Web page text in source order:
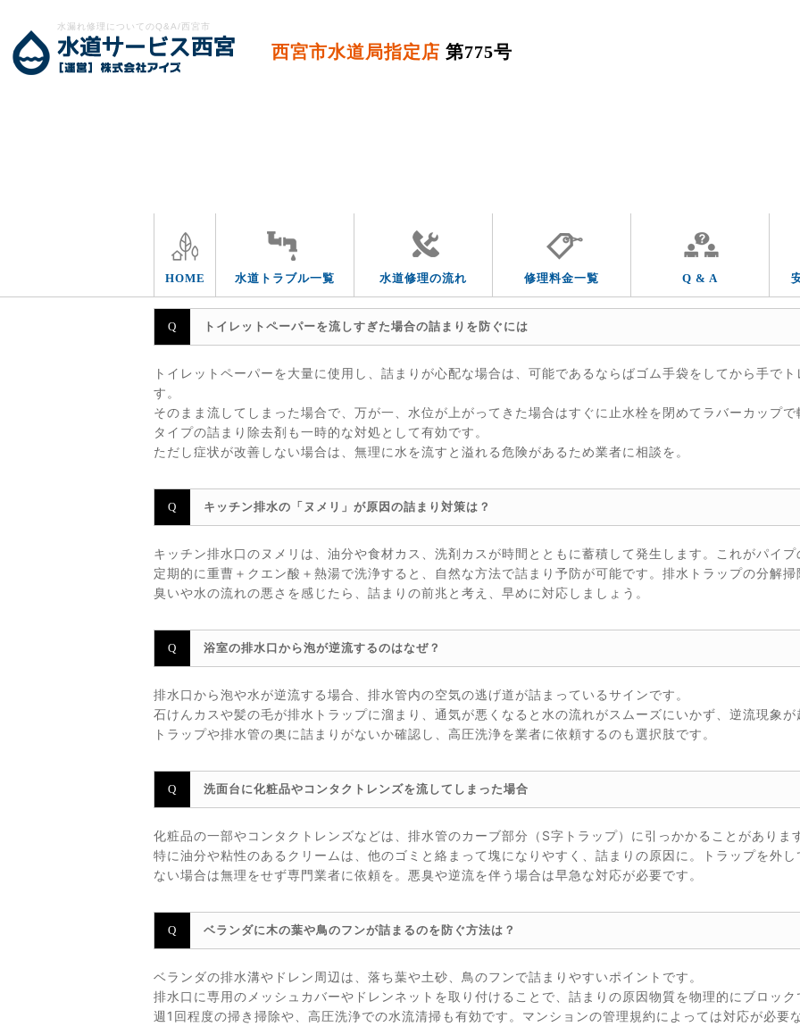
水漏れ修理についてのQ&A/西宮市
西宮市水道局指定店 第775号
HOME 水道トラブル一覧 水道修理の流れ 修理料金一覧 Q & A
QUESTION & ANSWER
トイレットペーパーを流しすぎた場合の詰まりを防ぐには
トイレットペーパーを大量に使用し、詰まりが心配な場合は、可能であるならばゴム手袋をしてから手で
す。
そのまま流してしまった場合で、万が一、水位が上がってきた場合はすぐに止水栓を閉めてラバーカップ
タイプの詰まり除去剤も一時的な対処として有効です。
ただし症状が改善しない場合は、無理に水を流すと溢れる危険があるため業者に相談を。
キッチン排水の「ヌメリ」が原因の詰まり対策は？
キッチン排水口のヌメリは、油分や食材カス、洗剤カスが時間とともに蓄積して発生します。これがパイ
定期的に重曹＋クエン酸＋熱湯で洗浄すると、自然な方法で詰まり予防が可能です。排水トラップの分解
臭いや水の流れの悪さを感じたら、詰まりの前兆と考え、早めに対応しましょう。
浴室の排水口から泡が逆流するのはなぜ？
排水口から泡や水が逆流する場合、排水管内の空気の逃げ道が詰まっているサインです。
石けんカスや髪の毛が排水トラップに溜まり、通気が悪くなると水の流れがスムーズにいかず、逆流現象
トラップや排水管の奥に詰まりがないか確認し、高圧洗浄を業者に依頼するのも選択肢です。
洗面台に化粧品やコンタクトレンズを流してしまった場合
化粧品の一部やコンタクトレンズなどは、排水管のカーブ部分（S字トラップ）に引っかかることがありま
特に油分や粘性のあるクリームは、他のゴミと絡まって塊になりやすく、詰まりの原因に。トラップを外
ない場合は無理をせず専門業者に依頼を。悪臭や逆流を伴う場合は早急な対応が必要です。
ベランダに木の葉や鳥のフンが詰まるのを防ぐ方法は？
ベランダの排水溝やドレン周辺は、落ち葉や土砂、鳥のフンで詰まりやすいポイントです。
排水口に専用のメッシュカバーやドレンネットを取り付けることで、詰まりの原因物質を物理的にブロッ
週1回程度の掃き掃除や、高圧洗浄での水流清掃も有効です。マンションの管理規約によっては対応が必要